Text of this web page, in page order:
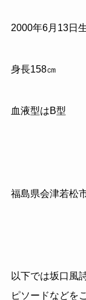
2000年6月13日
身長158㎝
血液型はB型
福島県会津若松
以下では坂口風
ピソードなどを